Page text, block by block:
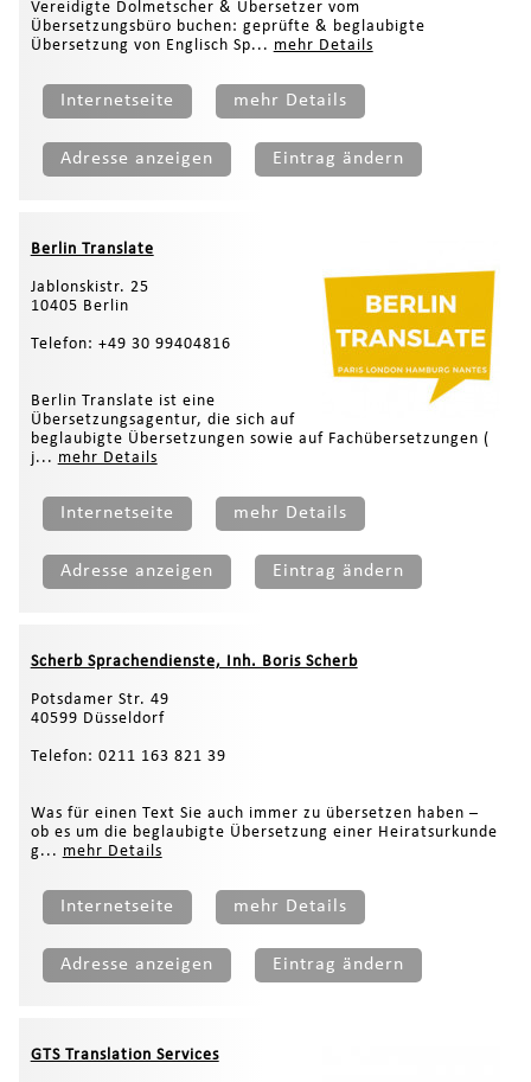
Vereidigte Dolmetscher & Übersetzer vom
Übersetzungsbüro buchen: geprüfte & beglaubigte
Übersetzung von Englisch Sp... mehr Details
Internetseite mehr Details
Adresse anzeigen Eintrag ändern
Berlin Translate
Jablonskistr. 25
10405 Berlin
Telefon: +49 30 99404816
Berlin Translate ist eine
Übersetzungsagentur, die sich auf
beglaubigte Übersetzungen sowie auf Fachübersetzungen (
j... mehr Details
Internetseite mehr Details
Adresse anzeigen Eintrag ändern
Scherb Sprachendienste, Inh. Boris Scherb
Potsdamer Str. 49
40599 Düsseldorf
Telefon: 0211 163 821 39
Was für einen Text Sie auch immer zu übersetzen haben –
ob es um die beglaubigte Übersetzung einer Heiratsurkunde
g... mehr Details
Internetseite mehr Details
Adresse anzeigen Eintrag ändern
GTS Translation Services